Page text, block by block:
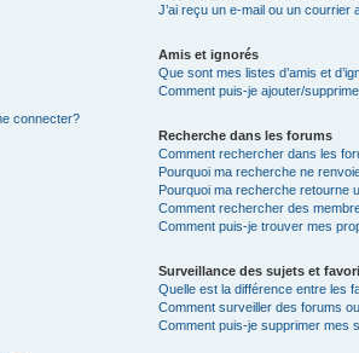
connecter?
J’ai reçu un e-mail ou un courrier
Amis et ignorés
Que sont mes listes d’amis et
Comment puis-je ajouter/
Recherche dans les forums
Comment rechercher dans les
Pourquoi ma recherche ne
Pourquoi ma recherche retourne
Comment rechercher des
Comment puis-je trouver mes
Surveillance des sujets et
Quelle est la différence entre les
Comment surveiller des forums
Comment puis-je supprimer mes